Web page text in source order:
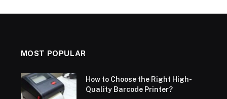
MOST POPULAR
How to Choose the Right High-
Quality Barcode Printer?